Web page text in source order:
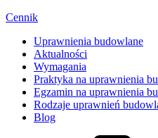
Cennik
Uprawnienia budowlane
Aktualności
Wymagania
Praktyka na uprawnienia
Egzamin na uprawnienia
Rodzaje uprawnień
Blog